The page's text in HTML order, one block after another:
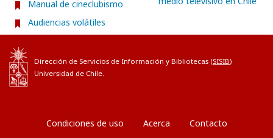
Manual de cineclubismo
Audiencias volátiles
Dirección de Servicios de Información y Bibliotecas (SISIB)
Universidad de Chile.
Condiciones de uso Acerca Contacto